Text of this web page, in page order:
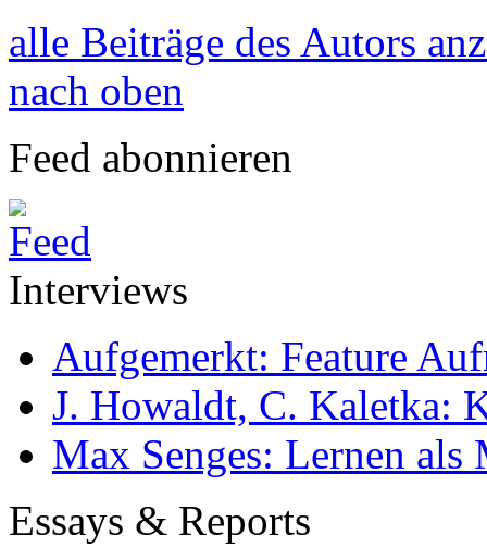
alle Beiträge des Autors
nach oben
Feed abonnieren
Interviews
Aufgemerkt: Feature
J. Howaldt, C. Kaletka:
Max Senges: Lernen als
Essays & Reports